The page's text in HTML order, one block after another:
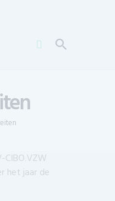
CIBO.VZW
het jaar de